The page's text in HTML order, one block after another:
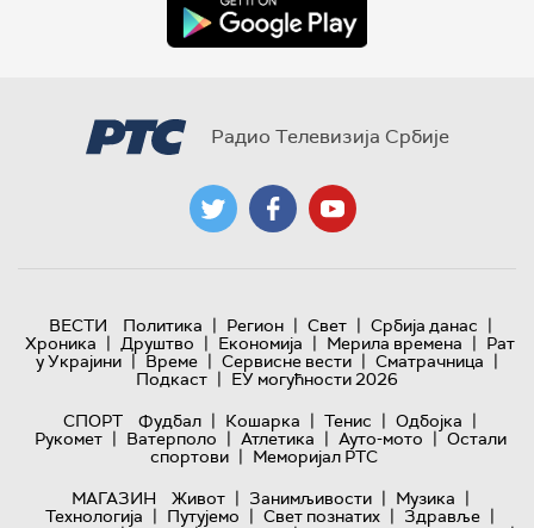
Радио Телевизија Србије
ВЕСТИ Политика | Регион | Свет | Србија данас |
Хроника | Друштво | Економија | Мерила времена | Рат
у Украјини | Време | Сервисне вести | Сматрачница |
Подкаст | ЕУ могућности 2026
СПОРТ
Фудбал | Кошарка | Тенис | Одбојка |
Рукомет | Ватерполо | Атлетика | Ауто-мото | Остали
спортови | Меморијал РТС
МАГАЗИН
Живот | Занимљивости | Музика |
Технологијa | Путујемо | Свет познатих | Здравље |